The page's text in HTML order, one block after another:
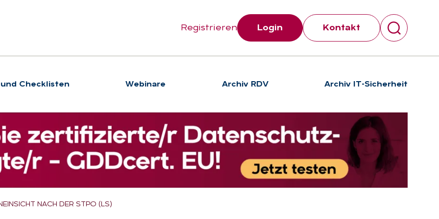
Suchen
Registrieren Login Kontakt
Checklisten We­bi­na­re Archiv RDV Archiv IT-Sicherheit
NACH DER STPO (LS)